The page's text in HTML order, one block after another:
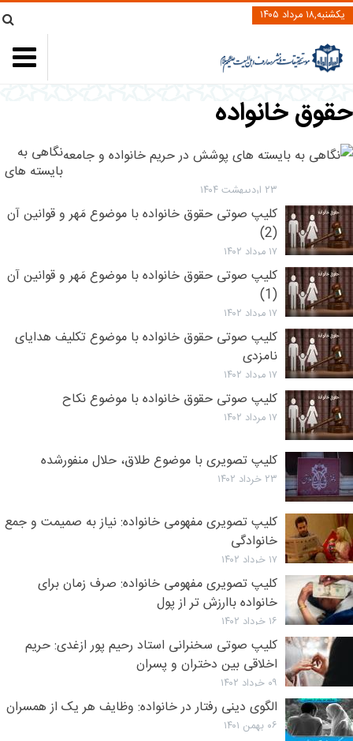
یکشنبه,۱۸ مرداد ۱۴۰۵
حقوق خانواده
نگاهی به
بایسته های
حریم
خانواده و
۲۳ اردیبهشت ۱۴۰۴
کلیپ صوتی حقوق خانواده با موضوع مَهر و قوانین آن
(2)
۱۷ مرداد ۱۴۰۲
کلیپ صوتی حقوق خانواده با موضوع مَهر و قوانین آن
(1)
۱۷ مرداد ۱۴۰۲
کلیپ صوتی حقوق خانواده با موضوع تکلیف هدایای
نامزدی
۱۷ مرداد ۱۴۰۲
کلیپ صوتی حقوق خانواده با موضوع نکاح
۱۷ مرداد ۱۴۰۲
کلیپ تصویری با موضوع طلاق، حلال منفورشده
۲۳ خرداد ۱۴۰۲
کلیپ تصویری مفهومی خانواده: نیاز به صمیمت و جمع
خانوادگی
۱۷ خرداد ۱۴۰۲
کلیپ تصویری مفهومی خانواده: صرف زمان برای
خانواده باارزش تر از پول
۱۶ خرداد ۱۴۰۲
کلیپ صوتی سخنرانی استاد رحیم پور ازغدی: حریم
اخلاقی بین دختران و پسران
۰۹ خرداد ۱۴۰۲
الگوی دینی رفتار در خانواده: وظایف هر یک از همسران
۰۶ بهمن ۱۴۰۱